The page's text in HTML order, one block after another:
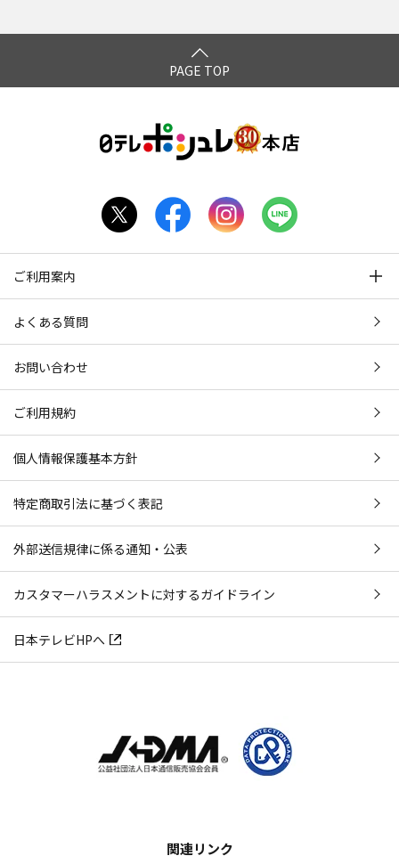
PAGE TOP
ご利用案内
よくある質問
お問い合わせ
ご利用規約
個人情報保護基本方針
特定商取引法に基づく表記
外部送信規律に係る通知・公表
カスタマーハラスメントに対するガイドライン
日本テレビHPへ
関連リンク